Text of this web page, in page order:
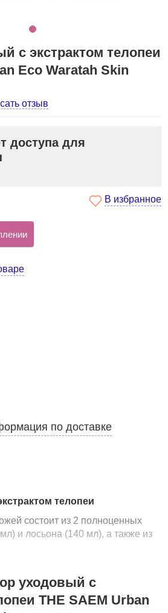
с экстрактом телопеи
Eco Waratah Skin
отзыв
доступа для
В избранное
по доставке
телопеи
состоит из 2 полноценных
и лосьона (140 мл), а также из
по 20 мл.
ее естественную
глубокому мгновенному
оптимального уровня
уходовый с
THE SAEM Urban